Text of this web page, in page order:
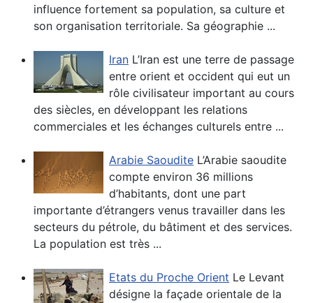
influence fortement sa population, sa culture et
son organisation territoriale. Sa géographie ...
Iran L’Iran est une terre de passage
entre orient et occident qui eut un
rôle civilisateur important au cours
des siècles, en développant les relations
commerciales et les échanges culturels entre ...
Arabie Saoudite L’Arabie saoudite
compte environ 36 millions
d’habitants, dont une part
importante d’étrangers venus travailler dans les
secteurs du pétrole, du bâtiment et des services.
La population est très ...
Etats du Proche Orient Le Levant
désigne la façade orientale de la